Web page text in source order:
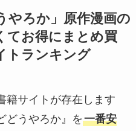
やろか」原作漫画の
てお得にまとめ買
トランキング
籍サイトが存在します
どうやろか』を一番安